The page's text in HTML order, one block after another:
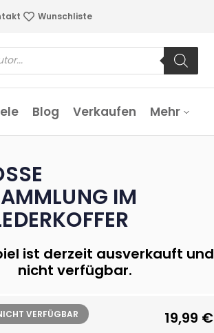
Wunschliste
Blog Verkaufen Mehr
S
IM K
ist derzeit ausverkauft und
nicht verfügbar.
VERFÜGBAR 19,99 €